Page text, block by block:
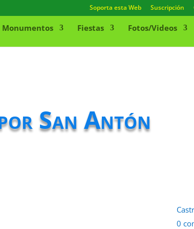
Soporta esta Web Suscripción
Monumentos Fiestas Fotos/Videos
San Antón
0